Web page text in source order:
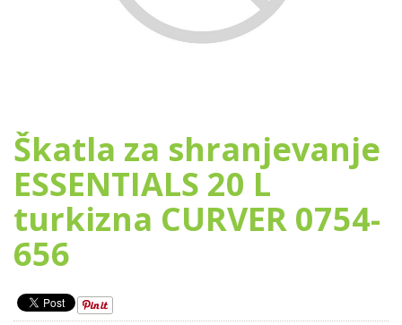
Škatla za shranjevanje
ESSENTIALS 20 L
turkizna CURVER 0754-
656